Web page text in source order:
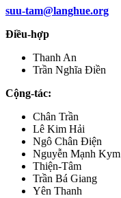
suu-tam@langhue.org
Điều-hợp
Thanh An
Trần Nghĩa Điền
Cộng-tác:
Chân Trần
Lê Kim Hải
Ngô Chân Điện
Nguyễn Mạnh Kym
Thiện-Tâm
Trần Bá Giang
Yên Thanh